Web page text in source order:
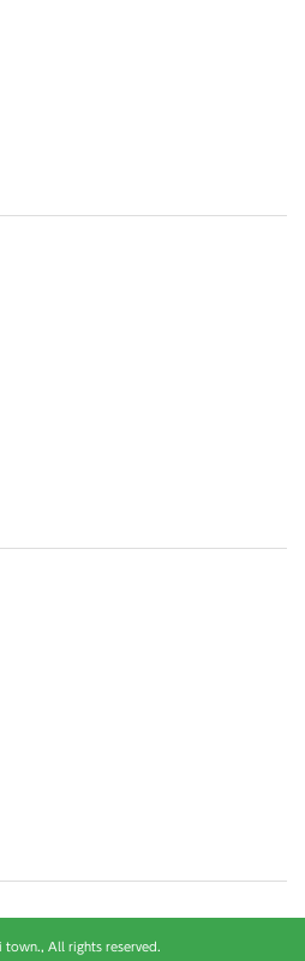
town., All rights reserved.